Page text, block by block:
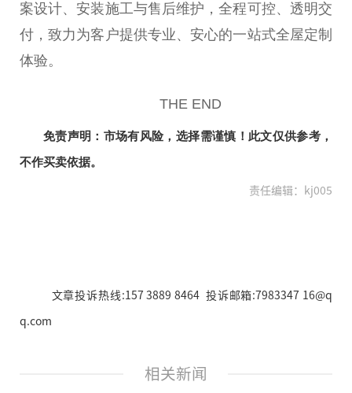
案设计、安装施工与售后维护，全程可控、透明交
付，致力为客户提供专业、安心的一站式全屋定制
体验。
THE END
免责声明：市场有风险，选择需谨慎！此文仅供参考，
不作买卖依据。
责任编辑：kj005
文章投诉热线:157 3889 8464 投诉邮箱:7983347 16@q
q.com
相关新闻